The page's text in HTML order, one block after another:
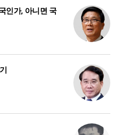
인가, 아니면 국